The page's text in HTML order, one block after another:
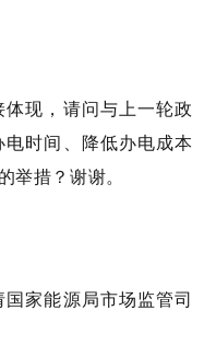
现，请问与上一轮政
时间、降低办电成本
举措？谢谢。
家能源局市场监管司